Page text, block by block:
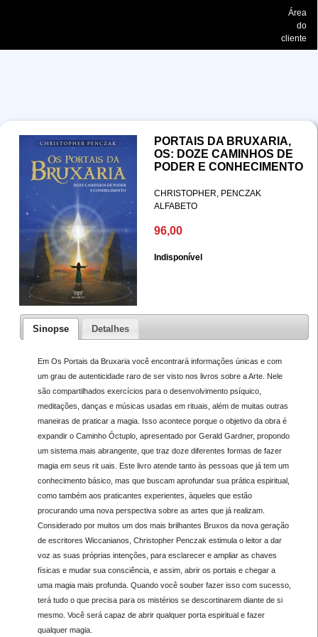
Área
do
cliente
PORTAIS DA BRUXARIA,
OS: DOZE CAMINHOS DE
PODER E CONHECIMENTO
CHRISTOPHER, PENCZAK
ALFABETO
96,00
Indisponível
Sinopse Detalhes
Em Os Portais da Bruxaria você encontrará informações únicas e com
um grau de autenticidade raro de ser visto nos livros sobre a Arte. Nele
são compartilhados exercícios para o desenvolvimento psíquico,
meditações, danças e músicas usadas em rituais, além de muitas outras
maneiras de praticar a magia. Isso acontece porque o objetivo da obra é
expandir o Caminho Óctuplo, apresentado por Gerald Gardner, propondo
um sistema mais abrangente, que traz doze diferentes formas de fazer
magia em seus rit uais. Este livro atende tanto às pessoas que já tem um
conhecimento básico, mas que buscam aprofundar sua prática espiritual,
como também aos praticantes experientes, àqueles que estão
procurando uma nova perspectiva sobre as artes que já realizam.
Considerado por muitos um dos mais brilhantes Bruxos da nova geração
de escritores Wiccanianos, Christopher Penczak estimula o leitor a dar
voz as suas próprias intenções, para esclarecer e ampliar as chaves
físicas e mudar sua consciência, e assim, abrir os portais e chegar a
uma magia mais profunda. Quando você souber fazer isso com sucesso,
terá tudo o que precisa para os mistérios se descortinarem diante de si
mesmo. Você será capaz de abrir qualquer porta espiritual e fazer
qualquer magia.